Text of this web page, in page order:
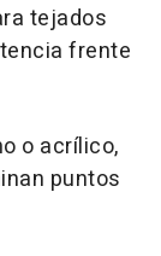
tejados
frente
o acrílico,
puntos